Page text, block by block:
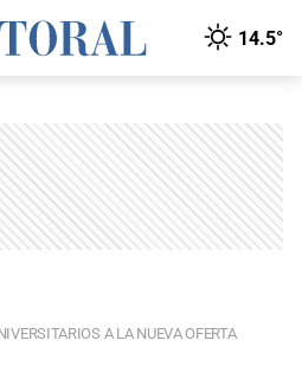
14.5°
A LA NUEVA OFERTA